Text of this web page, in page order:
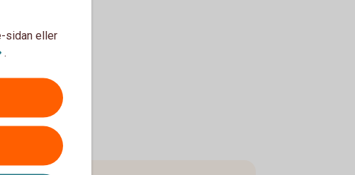
sidan eller
.